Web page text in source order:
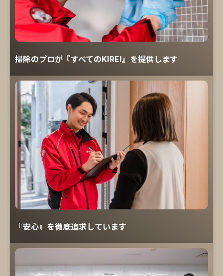
掃除のプロが『すべてのKIREI』を提供します
『安心』を徹底追求しています